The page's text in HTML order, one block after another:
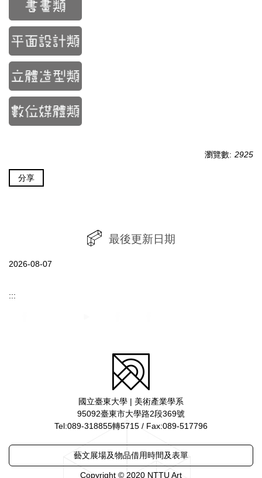
瀏覽數: 2925
分享
最後更新日期
2026-08-07
:::
國立臺東大學 | 美術產業學系
95092臺東市大學路2段369號
Tel:089-318855轉5715 / Fax:089-517796
藝文展場及物品借用時間及表單
Copyright © 2020 NTTU Art